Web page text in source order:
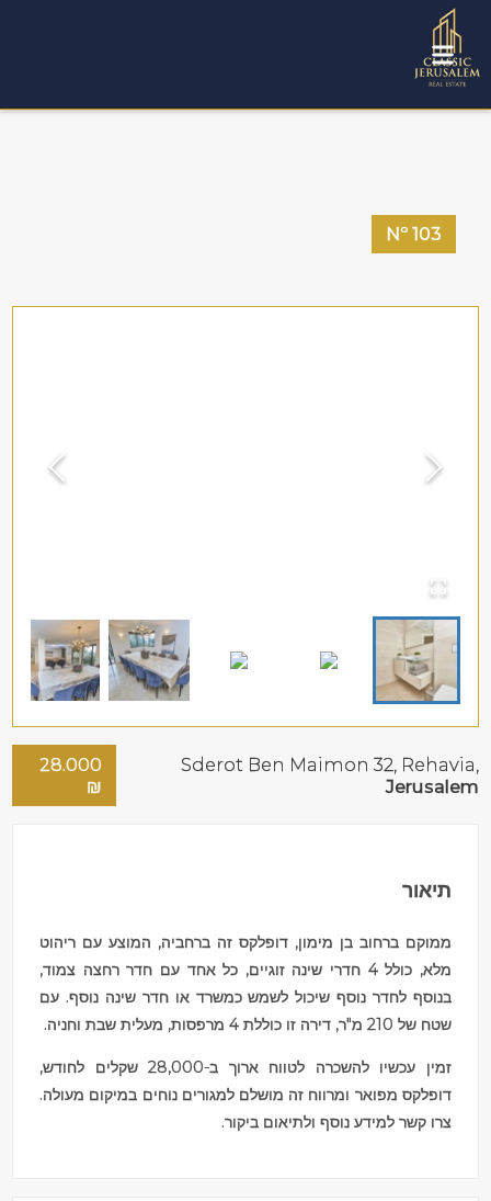
Nº103
Sderot Ben Maimon 32, Rehavia,
Jerusalem
28.000
₪
תיאור
ממוקם ברחוב בן מימון, דופלקס זה ברחביה, המוצע עם ריהוט
מלא, כולל 4 חדרי שינה זוגיים, כל אחד עם חדר רחצה צמוד,
בנוסף לחדר נוסף שיכול לשמש כמשרד או חדר שינה נוסף. עם
שטח של 210 מ"ר, דירה זו כוללת 4 מרפסות, מעלית שבת וחניה.
זמין עכשיו להשכרה לטווח ארוך ב-28,000 שקלים לחודש,
דופלקס מפואר ומרווח זה מושלם למגורים נוחים במיקום מעולה.
צרו קשר למידע נוסף ולתיאום ביקור.